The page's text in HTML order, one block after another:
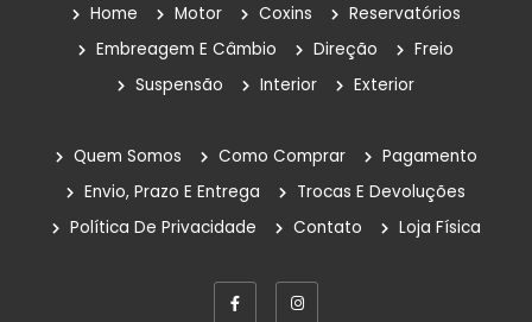
Home Motor Coxins
Reservatórios
Embreagem E Câmbio
Direção
Freio
Suspensão
Interior Exterior
Quem Somos Como Comprar
Pagamento
Envio, Prazo E Entrega
Trocas E Devoluções
Política De Privacidade
Contato Loja Física